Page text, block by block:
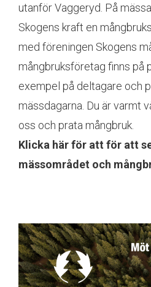
utanför Vaggeryd. På
Skogens kraft en
med föreningen Skogens
mångbruksföretag finns på
exempel på deltagare och
mässdagarna. Du är varmt
oss och prata mångbruk.
Klicka här för att för att
mässområdet och